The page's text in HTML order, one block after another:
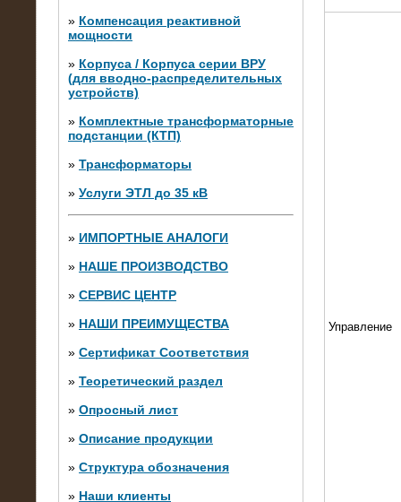
» Компенсация реактивной
мощности
» Корпуса / Корпуса серии ВРУ
(для вводно-распределительных
устройств)
» Комплектные трансформаторные
подстанции (КТП)
» Трансформаторы
» Услуги ЭТЛ до 35 кВ
» ИМПОРТНЫЕ АНАЛОГИ
» НАШЕ ПРОИЗВОДСТВО
» СЕРВИС ЦЕНТР
» НАШИ ПРЕИМУЩЕСТВА
» Сертификат Соответствия
» Теоретический раздел
» Опросный лист
» Описание продукции
» Структура обозначения
» Наши клиенты
28.02.2015
Нагрузочные модули 700 кВт (4
штуки)
10.10.2014
Нагрузочный комплекс 20 МВт в 2
яруса (напряжение 6-10 кВ)
Управление